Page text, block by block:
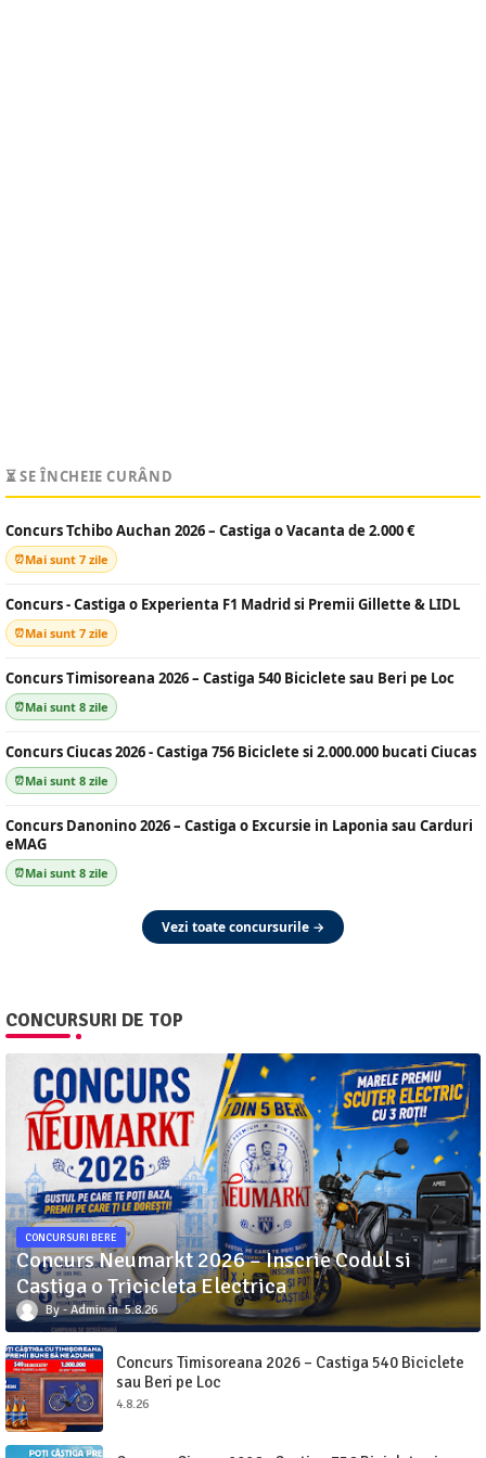
⏳ SE ÎNCHEIE CURÂND
Concurs Tchibo Auchan 2026 – Castiga o Vacanta de 2.000 €
Mai sunt 7 zile
Concurs - Castiga o Experienta F1 Madrid si Premii Gillette & LIDL
Mai sunt 7 zile
Concurs Timisoreana 2026 – Castiga 540 Biciclete sau Beri pe Loc
Mai sunt 8 zile
Concurs Ciucas 2026 - Castiga 756 Biciclete si 2.000.000 bucati Ciucas
Mai sunt 8 zile
Concurs Danonino 2026 – Castiga o Excursie in Laponia sau Carduri
eMAG
Mai sunt 8 zile
Vezi toate concursurile →
CONCURSURI DE TOP
CONCURSURI BERE
Concurs Neumarkt 2026 – Inscrie Codul si
Castiga o Tricicleta Electrica
Admin 5.8.26
Concurs Timisoreana 2026 – Castiga 540 Biciclete
sau Beri pe Loc
4.8.26